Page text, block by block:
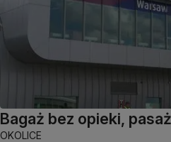
Bagaż bez opieki,
OKOLICE